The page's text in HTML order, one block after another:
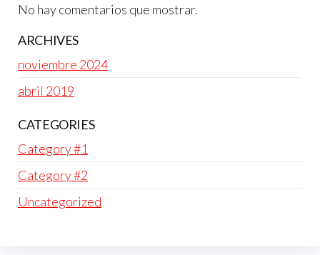
No hay comentarios que mostrar.
ARCHIVES
noviembre 2024
abril 2019
CATEGORIES
Category #1
Category #2
Uncategorized